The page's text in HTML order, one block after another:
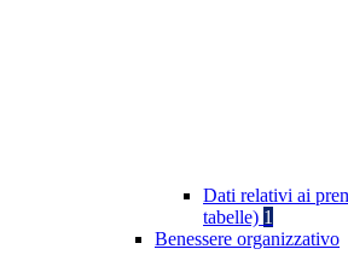
Dati relativi ai
tabelle) 1
Benessere organizzativo